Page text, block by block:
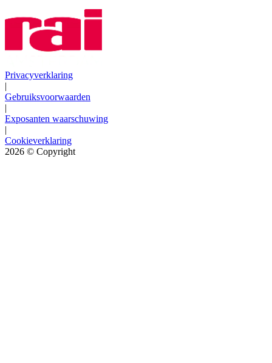
Privacyverklaring
|
Gebruiksvoorwaarden
|
Exposanten waarschuwing
|
Cookieverklaring
2026 © Copyright